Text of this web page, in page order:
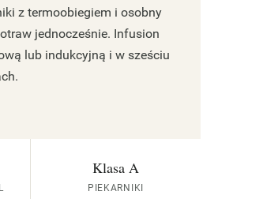
z termoobiegiem i osobny
jednocześnie. Infusion
lub indukcyjną i w sześciu
Klasa A
PIEKARNIKI